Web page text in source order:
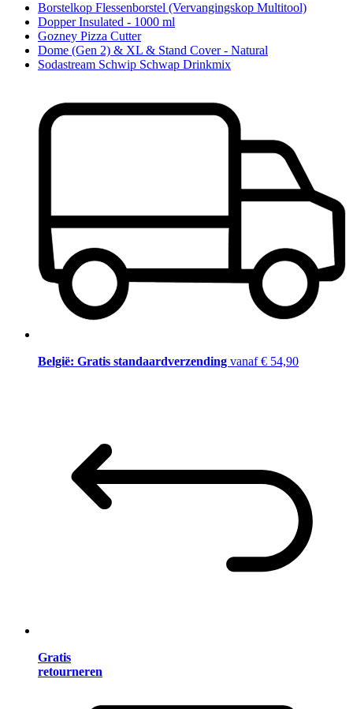
Borstelkop Flessenborstel (Vervangingskop Multitool)
Dopper Insulated - 1000 ml
Gozney Pizza Cutter
Dome (Gen 2) & XL & Stand Cover - Natural
Sodastream Schwip Schwap Drinkmix
België: Gratis standaardverzending vanaf € 54,90
Gratis
retourneren